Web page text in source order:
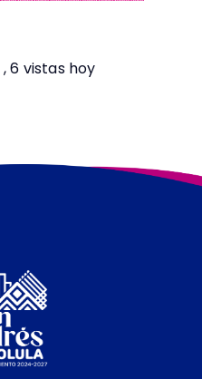
, 6 vistas hoy